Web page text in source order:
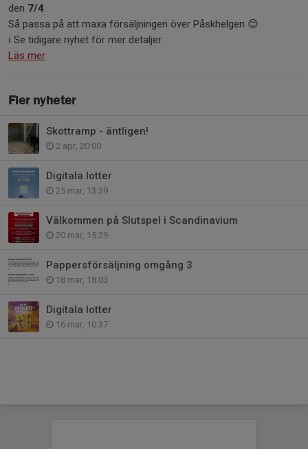
den 7/4.
Så passa på att maxa försäljningen över Påskhelgen 😊
ℹ️ Se tidigare nyhet för mer detaljer.
Läs mer
Fler nyheter
Skottramp - äntligen!
2 apr, 20:00
Digitala lotter
25 mar, 13:39
Välkommen på Slutspel i Scandinavium
20 mar, 15:29
Pappersförsäljning omgång 3
18 mar, 18:03
Digitala lotter
16 mar, 10:37